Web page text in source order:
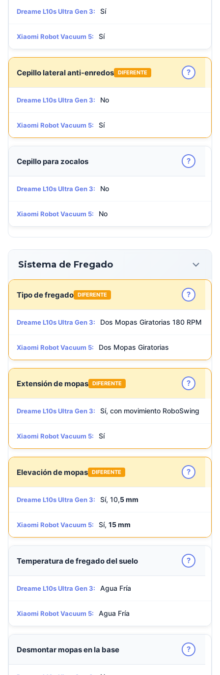
Dreame L10s Ultra Gen 3: Sí
Xiaomi Robot Vacuum 5: Sí
Cepillo lateral anti-enredos DIFERENTE ?
Dreame L10s Ultra Gen 3: No
Xiaomi Robot Vacuum 5: Sí
Cepillo para zocalos ?
Dreame L10s Ultra Gen 3: No
Xiaomi Robot Vacuum 5: No
Sistema de Fregado
Tipo de fregado DIFERENTE ?
Dreame L10s Ultra Gen 3: Dos Mopas Giratorias 180 RPM
Xiaomi Robot Vacuum 5: Dos Mopas Giratorias
Extensión de mopas DIFERENTE ?
Dreame L10s Ultra Gen 3: Sí, con movimiento RoboSwing
Xiaomi Robot Vacuum 5: Sí
Elevación de mopas DIFERENTE ?
Dreame L10s Ultra Gen 3: Sí, 10,5 mm
Xiaomi Robot Vacuum 5: Sí, 15 mm
Temperatura de fregado del suelo ?
Dreame L10s Ultra Gen 3: Agua Fría
Xiaomi Robot Vacuum 5: Agua Fría
Desmontar mopas en la base ?